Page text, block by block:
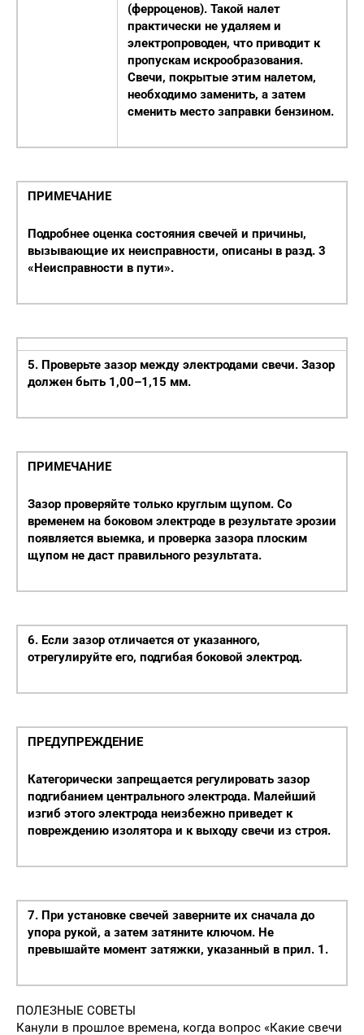
(ферроценов). Такой налет
практически не удаляем и
электропроводен, что приводит к
пропускам искрообразования.
Свечи, покрытые этим налетом,
необходимо заменить, а затем
сменить место заправки бензином.
ПРИМЕЧАНИЕ
Подробнее оценка состояния свечей и причины,
вызывающие их неисправности, описаны в разд. 3
«Неисправности в пути».
5. Проверьте зазор между электродами свечи. Зазор
должен быть 1,00–1,15 мм.
ПРИМЕЧАНИЕ
Зазор проверяйте только круглым щупом. Со
временем на боковом электроде в результате эрозии
появляется выемка, и проверка зазора плоским
щупом не даст правильного результата.
6. Если зазор отличается от указанного,
отрегулируйте его, подгибая боковой электрод.
ПРЕДУПРЕЖДЕНИЕ
Категорически запрещается регулировать зазор
подгибанием центрального электрода. Малейший
изгиб этого электрода неизбежно приведет к
повреждению изолятора и к выходу свечи из строя.
7. При установке свечей заверните их сначала до
упора рукой, а затем затяните ключом. Не
превышайте момент затяжки, указанный в прил. 1.
ПОЛЕЗНЫЕ СОВЕТЫ
Канули в прошлое времена, когда вопрос «Какие свечи